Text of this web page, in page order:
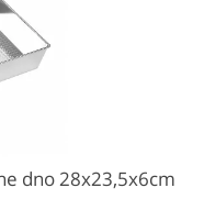
dno 28x23,5x6cm